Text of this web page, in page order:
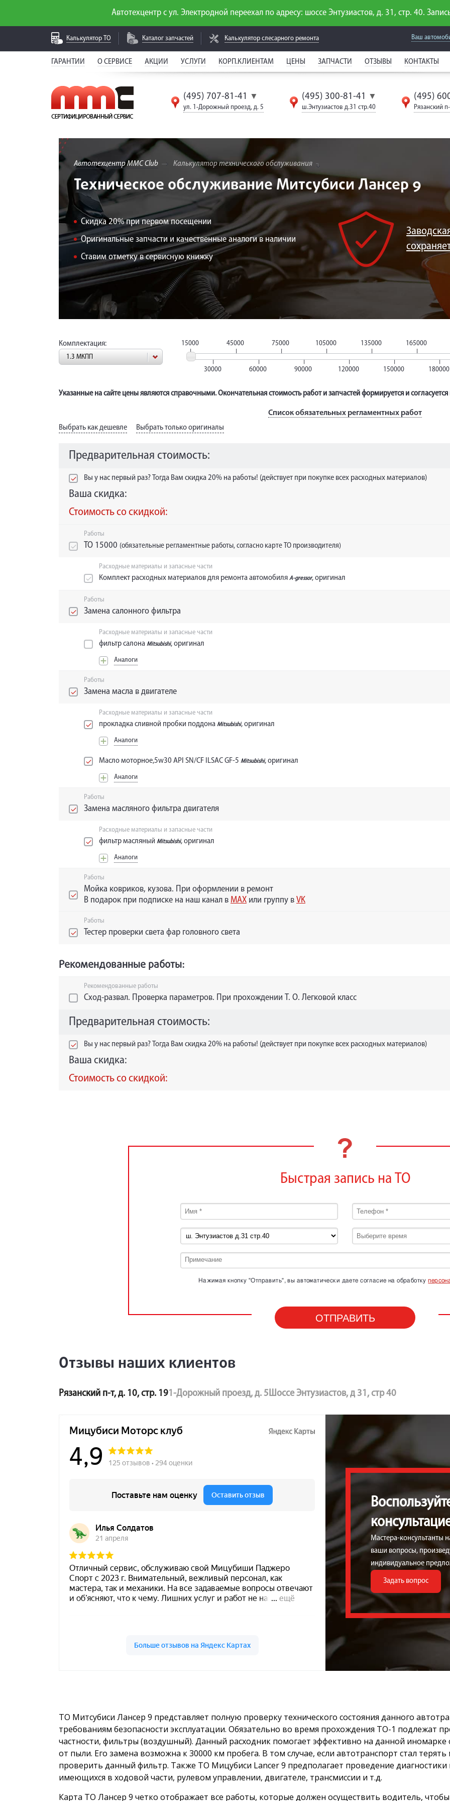
Автотехцентр с ул. Электродной переехал по адресу: шоссе Энтузиастов, д. 31, стр. 40.
Калькулятор ТО Каталог запчастей Калькулятор слесарного ремонта Ваш
ГАРАНТИИ О СЕРВИСЕ АКЦИИ УСЛУГИ КОРП.КЛИЕНТАМ ЦЕНЫ ЗАПЧАСТИ ОТЗЫВЫ КОНТАКТЫ
(495) 707-81-41 ▼
ул. 1-Дорожный проезд, д. 5
(495) 300-81-41 ▼
ш.Энтузиастов д.31 стр.40
(495)
Рязанский
Автотехцентр MMC Club Калькулятор технического обслуживания
Техническое обслуживание Митсубиси Лансер 9
Скидка 20% при первом посещении
Оригинальные запчасти и качественные аналоги в наличии
Ставим отметку в сервисную книжку
Комплектация:
1.3 МКПП
15000
30000
45000
60000
75000
90000
105000
120000
135000
150000
165000
180000
Указанные на сайте цены являются справочными. Окончательная стоимость работ и запчастей формируется и
Список обязательных регламентных работ
Выбрать как дешевле
Выбрать только оригиналы
Предварительная стоимость:
Вы у нас первый раз? Тогда Вам скидка 20% на работы! (действует при покупке всех расходных материалов)
Ваша скидка:
Стоимость со скидкой:
Работы
ТО 15000 (обязательные регламентные работы, согласно карте ТО производителя)
Расходные материалы и запасные части
Комплект расходных материалов для ремонта автомобиля A-gressor, оригинал
Работы
Замена салонного фильтра
Расходные материалы и запасные части
фильтр салона Mitsubishi, оригинал
Аналоги
Работы
Замена масла в двигателе
Расходные материалы и запасные части
прокладка сливной пробки поддона Mitsubishi, оригинал
Аналоги
Масло моторное,5w30 API SN/CF ILSAC GF-5 Mitsubishi, оригинал
Аналоги
Работы
Замена масляного фильтра двигателя
Расходные материалы и запасные части
фильтр масляный Mitsubishi, оригинал
Аналоги
Работы
Мойка ковриков, кузова. При оформлении в ремонт
В подарок при подписке на наш канал в MAX или группу в VK
Работы
Тестер проверки света фар головного света
Рекомендованные работы:
Рекомендованные работы
Сход-развал. Проверка параметров. При прохождении Т. О. Легковой класс
Предварительная стоимость:
Вы у нас первый раз? Тогда Вам скидка 20% на работы! (действует при покупке всех расходных материалов)
Ваша скидка:
Стоимость со скидкой:
Быстрая запись на ТО
Нажимая кнопку "Отправить", вы автоматически даете согласие на обработку
Отзывы наших клиентов
Рязанский п-т, д. 10, стр. 191-Дорожный проезд, д. 5Шоссе Энтузиастов, д 31, стр 40
Мастера-консультанты
ваши вопросы,
индивидуальное
Задать вопрос
ТО Митсубиси Лансер 9 представляет полную проверку технического состояния данного
требованиям безопасности эксплуатации. Обязательно во время прохождения ТО-1 подлежат
частности, фильтры (воздушный). Данный расходник помогает эффективно на данной
от пыли. Его замена возможна к 30000 км пробега. В том случае, если автотранспорт стал
проверить данный фильтр. Также ТО Мицубиси Lancer 9 предполагает проведение
имеющихся в ходовой части, рулевом управлении, двигателе, трансмиссии и т.д.
Карта ТО Лансер 9 четко отображает все работы, которые должен осуществить водитель,